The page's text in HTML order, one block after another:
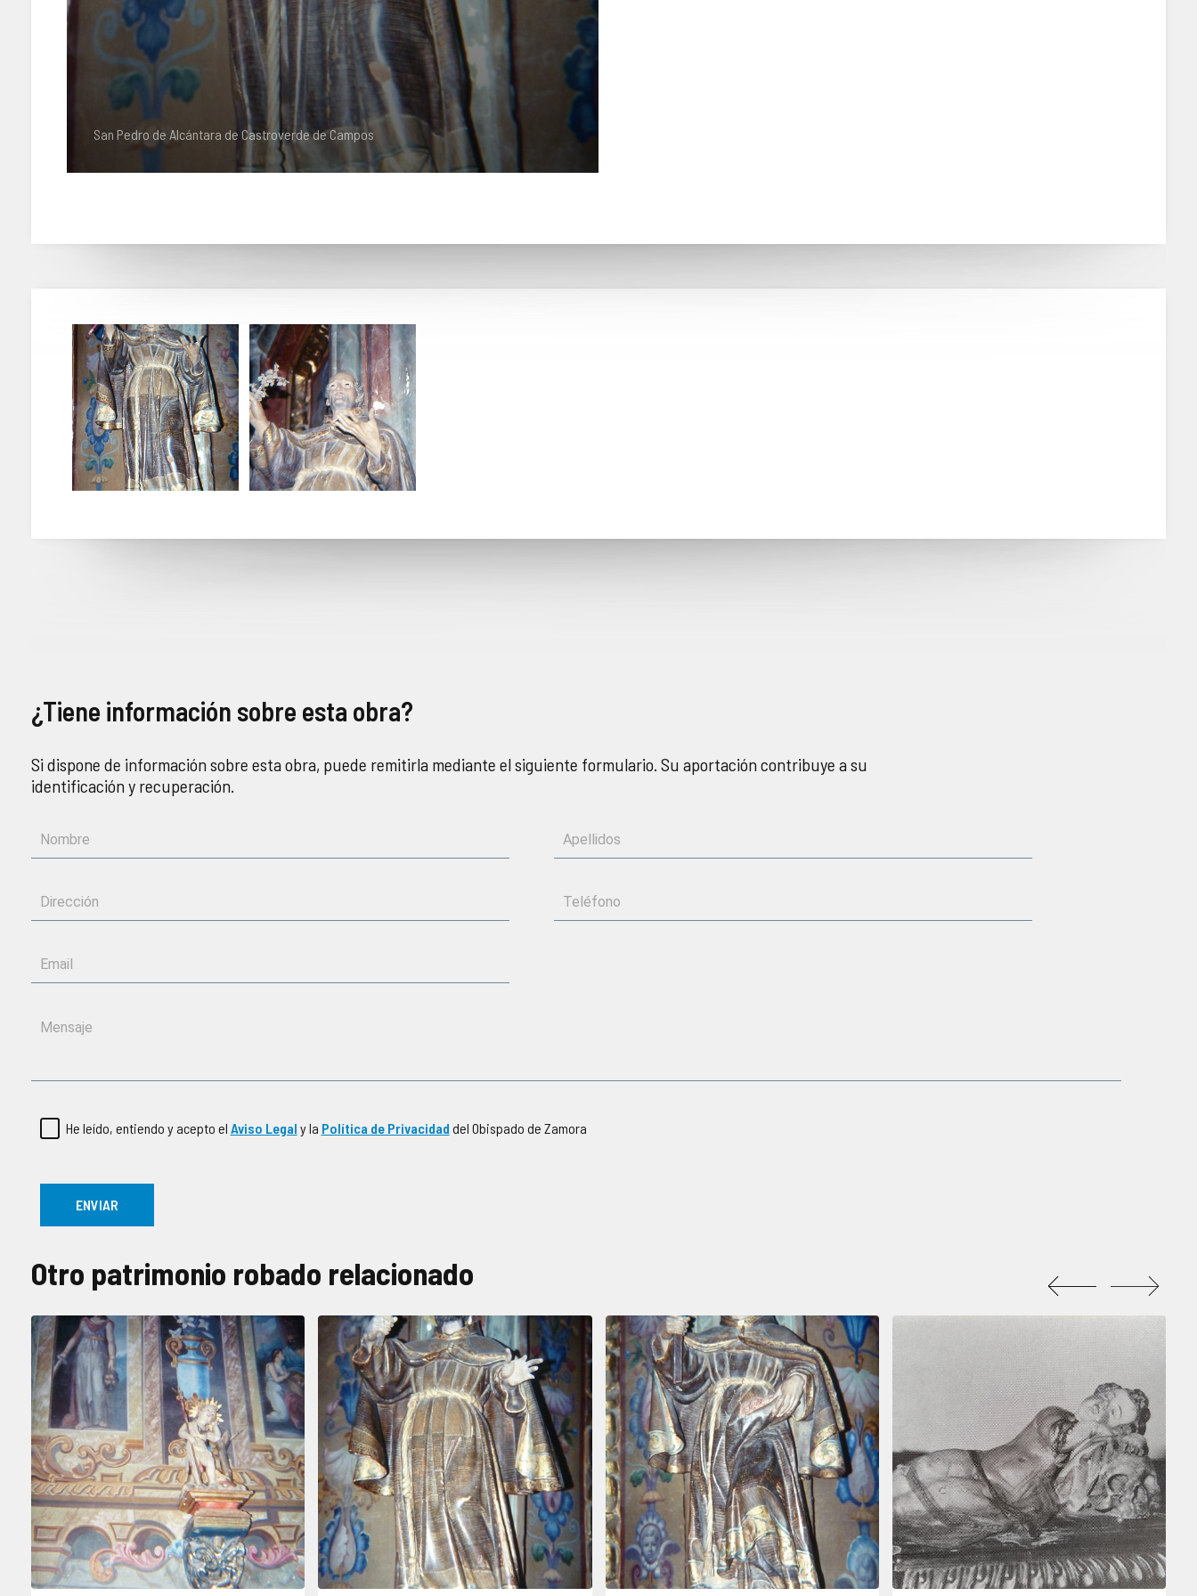
San Pedro de Alcántara de Castroverde de Campos
¿Tiene información sobre esta obra?
Si dispone de información sobre esta obra, puede remitirla mediante el siguiente formulario. Su aportación contribuye a su
identificación y recuperación.
He leído, entiendo y acepto el Aviso Legal y la Política de Privacidad del Obispado de Zamora
Otro patrimonio robado relacionado